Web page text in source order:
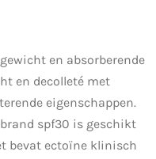
en absorberende
en decolleté met
eigenschappen.
spf30 is geschikt
bevat ectoïne klinisch